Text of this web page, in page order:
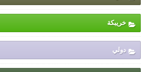
خريبكة
دولي